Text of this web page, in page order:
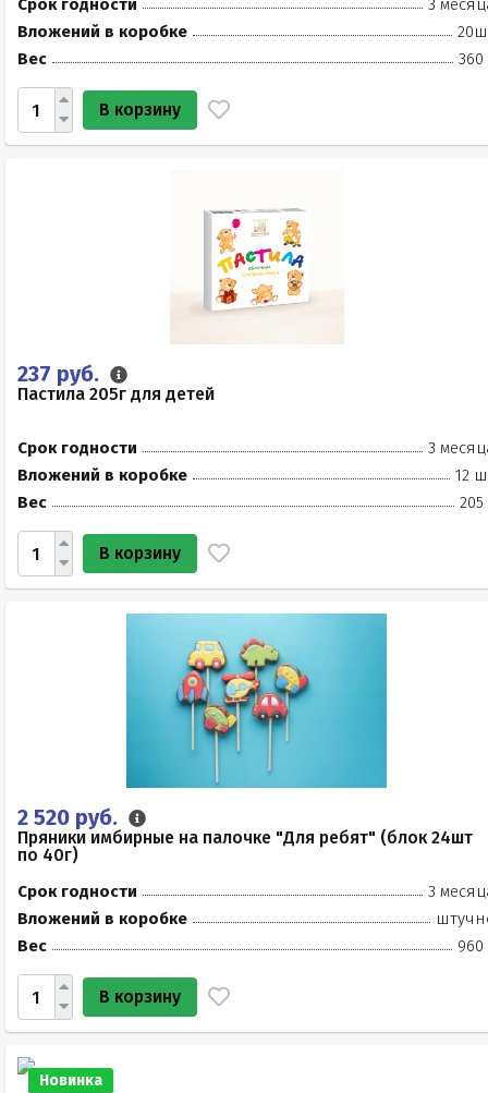
Срок годности
3
Вложений в коробке
Вес
360
В корзину
237 руб.
Пастила 205г для детей
Срок годности
3
Вложений в коробке
12
Вес
205
В корзину
2 520 руб.
Пряники имбирные на палочке "Для ребят" (блок 24шт
по 40г)
Срок годности
3
Вложений в коробке
Вес
960
В корзину
Новинка